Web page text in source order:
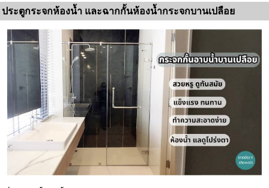
ประตูกระจกห้องน้ำ และฉากกั้นห้องน้ำกระจกบานเปลือย